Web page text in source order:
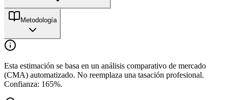
Metodología
Esta estimación se basa en un análisis comparativo de mercado
(CMA) automatizado. No reemplaza una tasación profesional.
Confianza: 165%.